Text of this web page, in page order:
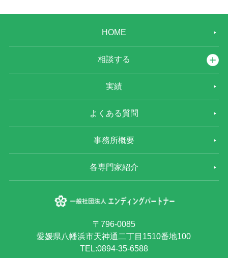
HOME
相談する
実績
よくある質問
事務所概要
各専門家紹介
〒796-0085
愛媛県八幡浜市天神通二丁目1510番地100
TEL:0894-35-6588